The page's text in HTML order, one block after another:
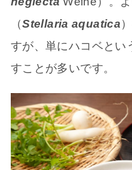
（Stellaria aquatica
すが、単にハコベとい
すことが多いです。